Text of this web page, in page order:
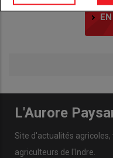
L'Aurore
Site d'actualités
agriculteurs de l'Indre.